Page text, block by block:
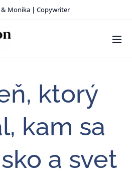
& Monika | Copywriter
ktorý
kam sa
a svet